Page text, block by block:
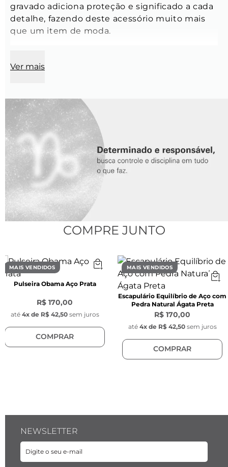
gravado adiciona proteção e significado a cada
detalhe, fazendo deste acessório muito mais
que um item de moda.
Modelo: Corrente Grumet
Espessura: 3 mm x 2 mm x 0,6 mm
Material: Aço inoxidável
Pingente Redondo signo:
1,1 mm
Pingente Pedra natural olho de tigre:
Largura: 1 cm
Material: Aço inoxidável
Ver mais
COMPRE JUNTO
MAIS VENDIDOS
Pulseira Obama Aço Prata
R$ 170,00
até 4x de R$ 42,50 sem juros
COMPRAR
MAIS VENDIDOS
Escapulário Equilíbrio de Aço com
Pedra Natural Ágata Preta
R$ 170,00
até 4x de R$ 42,50 sem juros
COMPRAR
NEWSLETTER